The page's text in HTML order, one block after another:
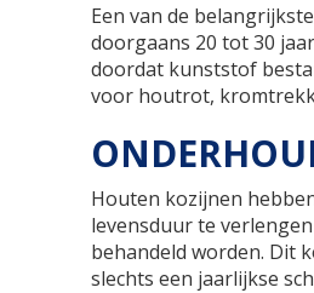
Een van de
doorgaans 20 tot 30
doordat kunststof
voor houtrot,
Houten kozijnen
levensduur te
behandeld worden. Dit
slechts een jaarlijkse